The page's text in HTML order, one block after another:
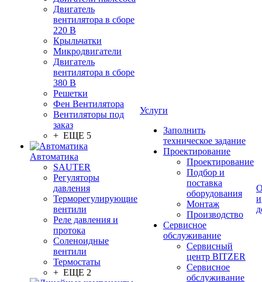
Двигатель
вентилятора в сборе
220 В
Крыльчатки
Микродвигатели
Двигатель
вентилятора в сборе
380 В
Решетки
Фен Вентилятора
Вентиляторы под
заказ
+ ЕЩЕ 5
Автоматика
SAUTER
Регуляторы
давления
Терморегулирующие
вентили
Реле давления и
протока
Соленоидные
вентили
Термостаты
+ ЕЩЕ 2
Услуги
Заполнить
техническое задание
Проектирование
Проектирование
Подбор и
поставка
оборудования
Монтаж
Производство
Сервисное
обслуживание
Сервисный
центр BITZER
Сервисное
обслуживание
и